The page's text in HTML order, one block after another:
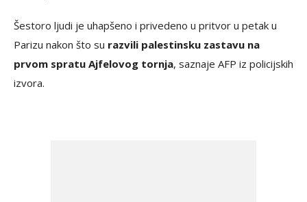
Šestoro ljudi je uhapšeno i privedeno u pritvor u petak u
Parizu nakon što su razvili palestinsku zastavu na
prvom spratu Ajfelovog tornja, saznaje AFP iz policijskih
izvora.